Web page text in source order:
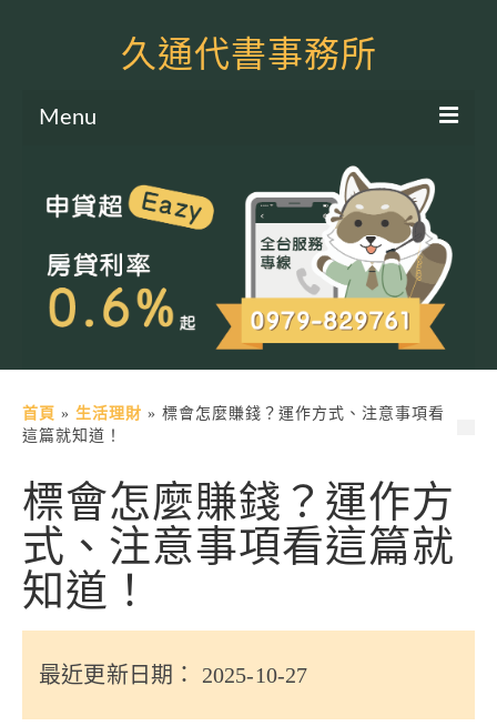
久通代書事務所
Menu
土地二胎申貸
房屋二胎申貸
軍公教貸款
土地貸款
信用貸款
代書貸款
精選知識
銀行貸款
其他貸款
首頁 » 生活理財 » 標會怎麼賺錢？運作方式、注意事項看
這篇就知道！
標會怎麼賺錢？運作方
式、注意事項看這篇就
知道！
最近更新日期： 2025-10-27